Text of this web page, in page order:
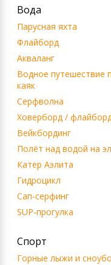
Вода
Парусная яхта
Флайборд
Акваланг
Водное путешествие
каяк
Серфволна
Ховерборд /
Вейкбординг
Полёт над водой на
Катер Аэлита
Гидроцикл
Сап-серфинг
SUP-прогулка
Спорт
Горные лыжи и